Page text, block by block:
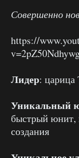
Совершенно
https://
Лидер: царица
Уникальный
быстрый юнит,
создания